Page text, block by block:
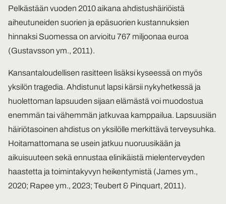
Pelkästään vuoden 2010 aikana ahdistushäiriöistä
aiheutuneiden suorien ja epäsuorien kustannuksien
hinnaksi Suomessa on arvioitu 767 miljoonaa euroa
(Gustavsson ym., 2011).
Kansantaloudellisen rasitteen lisäksi kyseessä on myös
yksilön tragedia. Ahdistunut lapsi kärsii nykyhetkessä ja
huolettoman lapsuuden sijaan elämästä voi muodostua
enemmän tai vähemmän jatkuvaa kamppailua. Lapsuusiän
häiriötasoinen ahdistus on yksilölle merkittävä terveysuhka.
Hoitamattomana se usein jatkuu nuoruusikään ja
aikuisuuteen sekä ennustaa elinikäistä mielenterveyden
haastetta ja toimintakyvyn heikentymistä (James ym.,
2020; Rapee ym., 2023; Teubert & Pinquart, 2011).